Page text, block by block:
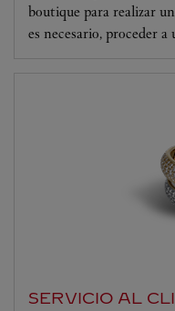
boutique para realizar
es necesario, proceder
SERVICIO AL